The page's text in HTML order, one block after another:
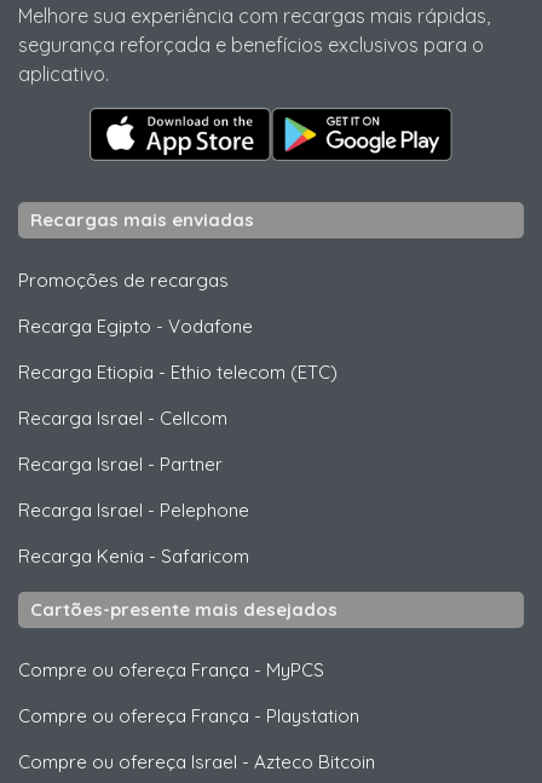
Melhore sua experiência com recargas mais rápidas,
segurança reforçada e benefícios exclusivos para o
aplicativo.
Recargas mais enviadas
Promoções de recargas
Recarga Egipto - Vodafone
Recarga Etiopia - Ethio telecom (ETC)
Recarga Israel - Cellcom
Recarga Israel - Partner
Recarga Israel - Pelephone
Recarga Kenia - Safaricom
Cartões-presente mais desejados
Compre ou ofereça França - MyPCS
Compre ou ofereça França - Playstation
Compre ou ofereça Israel - Azteco Bitcoin